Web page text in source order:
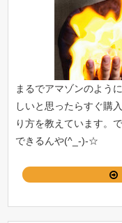
まるでアマゾンのよう
しいと思ったらすぐ購
り方を教えています。
できるんや(^_-)-☆